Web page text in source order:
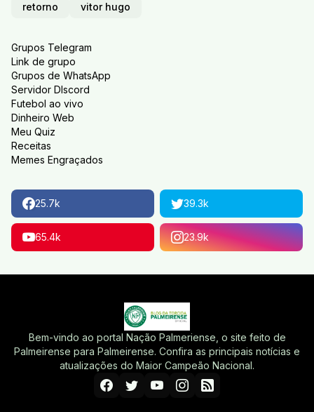
retorno
vitor hugo
Grupos Telegram
Link de grupo
Grupos de WhatsApp
Servidor DIscord
Futebol ao vivo
Dinheiro Web
Meu Quiz
Receitas
Memes Engraçados
25.7k 39.3k
65.4k 23.9k
Bem-vindo ao portal Nação Palmeriense, o site feito de
Palmeirense para Palmeirense. Confira as principais notícias e
atualizações do Maior Campeão Nacional.